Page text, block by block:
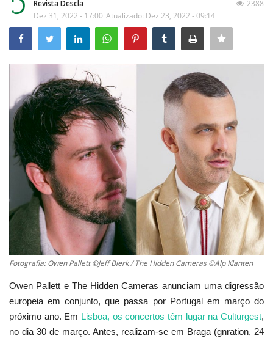
Desporto
Sobre Nós
Educação
Estatuto Editorial
Saúde
Ficha técnica
Cultura
Ambiente
Revista Descla
Dez 31, 2022 - 17:00 Atualizado: Dez 23, 2022 - 09:14
2388
Fotografia: Owen Pallett ©Jeff Bierk / The Hidden Cameras ©Alp Klanten
Owen Pallett e The Hidden Cameras anunciam uma digressão
europeia em conjunto, que passa por Portugal em março do
próximo ano. Em Lisboa, os concertos têm lugar na Culturgest,
no dia 30 de março. Antes, realizam-se em Braga (gnration, 24